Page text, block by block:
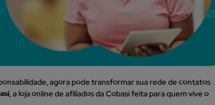
agora pode transformar sua rede de contatos
, a loja online de afiliados da Cobasi feita para quem vive o